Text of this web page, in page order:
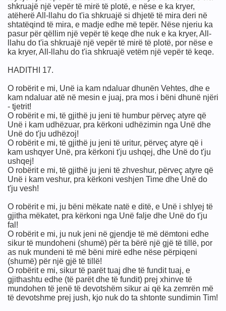
shkruajë një vepër të mirë të plotë, e nëse e ka kryer,
atëherë All-llahu do t'ia shkruajë si dhjetë të mira deri në
shtatëqind të mira, e madje edhe më tepër. Nëse njeriu ka
pasur për qëllim një vepër të keqe dhe nuk e ka kryer, All-
llahu do t'ia shkruajë një vepër të mirë të plotë, por nëse e
ka kryer, All-llahu do t'ia shkruajë vetëm një vepër të keqe.
HADITHI 17.
O robërit e mi, Unë ia kam ndaluar dhunën Vehtes, dhe e
kam ndaluar atë në mesin e juaj, pra mos i bëni dhunë njëri
- tjetrit!
O robërit e mi, të gjithë ju jeni të humbur përveç atyre që
Unë i kam udhëzuar, pra kërkoni udhëzimin nga Unë dhe
Unë do t'ju udhëzoj!
O robërit e mi, të gjithë ju jeni të uritur, përveç atyre që i
kam ushqyer Unë, pra kërkoni t'ju ushqej, dhe Unë do t'ju
ushqej!
O robërit e mi, të gjithë ju jeni të zhveshur, përveç atyre që
Unë i kam veshur, pra kërkoni veshjen Time dhe Unë do
t'ju vesh!
O robërit e mi, ju bëni mëkate natë e ditë, e Unë i shlyej të
gjitha mëkatet, pra kërkoni nga Unë falje dhe Unë do t'ju
fal!
O robërit e mi, ju nuk jeni në gjendje të më dëmtoni edhe
sikur të mundoheni (shumë) për ta bërë një gjë të tillë, por
as nuk mundeni të më bëni mirë edhe nëse përpiqeni
(shumë) për një gjë të tillë!
O robërit e mi, sikur të parët tuaj dhe të fundit tuaj, e
gjithashtu edhe (të parët dhe të fundit) prej xhinve të
mundohen të jenë të devotshëm sikur ai që ka zemrën më
të devotshme prej jush, kjo nuk do ta shtonte sundimin Tim!
ME MEËXHUXHËVE
suren Jasin
Eljesa a.s